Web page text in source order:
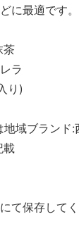
に最適です。
ラ
)
域ブランド:
て保存して